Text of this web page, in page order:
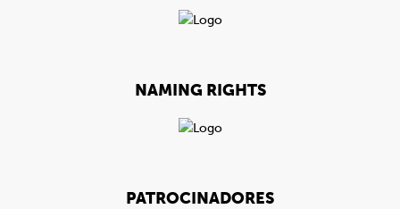
NAMING RIGHTS
PATROCINADORES